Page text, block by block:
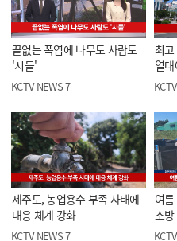
끝없는 폭염에 나무도 사람도
'시들'
KCTV NEWS 7
최
열
제주도, 농업용수 부족 사태에
대응 체계 강화
KCTV NEWS 7
여
소방